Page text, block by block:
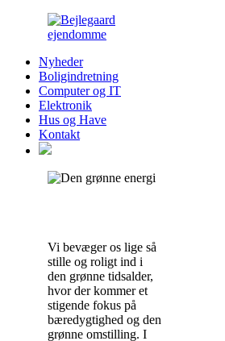
Nyheder
Boligindretning
Computer og IT
Elektronik
Hus og Have
Kontakt
Vi bevæger os lige så
stille og roligt ind i
den grønne tidsalder,
hvor der kommer et
stigende fokus på
bæredygtighed og den
grønne omstilling. I